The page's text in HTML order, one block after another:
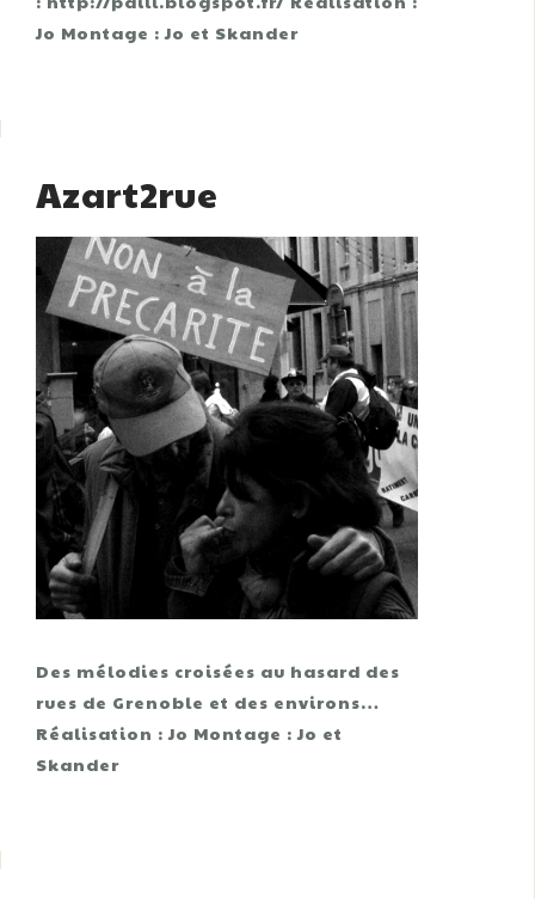
Jo Montage : Jo et Skander
Azart2rue
Des mélodies croisées au hasard des
rues de Grenoble et des environs…
Réalisation : Jo Montage : Jo et
Skander